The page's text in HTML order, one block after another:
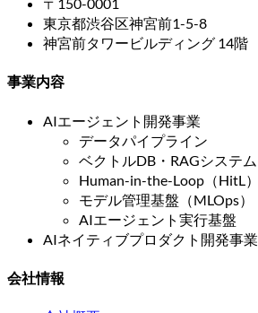
東京都渋谷区神宮前1-5-8
神宮前タワービルディング 14階
事業内容
AIエージェント開発事業
データパイプライン
ベクトルDB・RAGシステム
Human-in-the-Loop（HitL）
モデル管理基盤（MLOps）
AIエージェント実行基盤
AIネイティブプロダクト開発事業
会社情報